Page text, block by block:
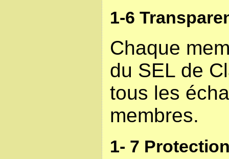
1-6
Chaque
du SEL de
tous les
membres.
1- 7